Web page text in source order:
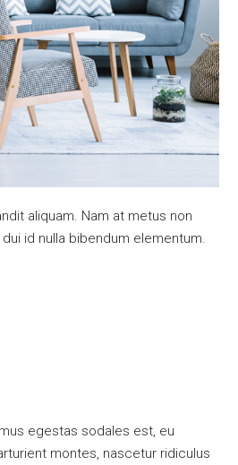
aliquam. Nam at metus non
id nulla bibendum elementum.
egestas sodales est, eu
montes, nascetur ridiculus